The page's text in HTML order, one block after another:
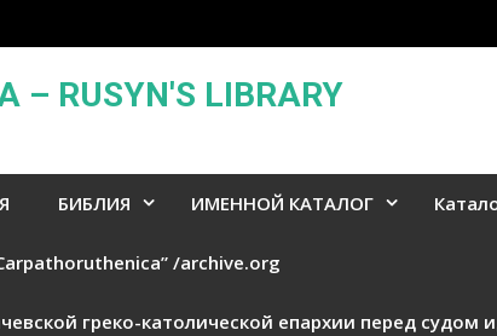
RUSYN'S LIBRARY
БИБЛИЯ ИМЕННОЙ КАТАЛОГ
/archive.org
греко-католической епархии перед